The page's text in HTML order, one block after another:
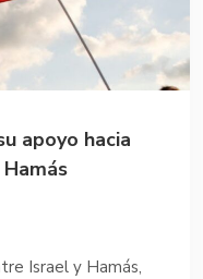
apoyo hacia
Israel y Hamás,